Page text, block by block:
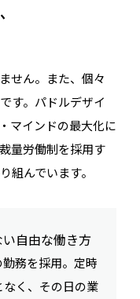
せん。また、個々
す。パドルデザイ
マインドの最大化に
量労働制を採用す
組んでいます。
自由な働き方
務を採用。定時
く、その日の業